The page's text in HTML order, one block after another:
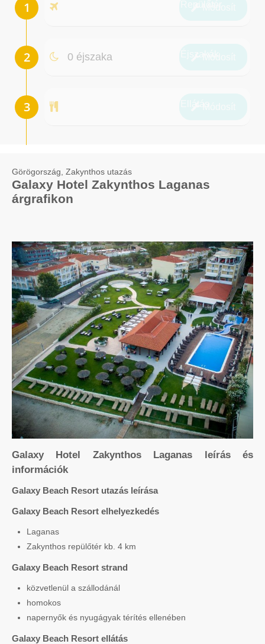
0 éjszaka
Görögország, Zakynthos utazás
Galaxy Hotel Zakynthos Laganas
árgrafikon
Galaxy Hotel Zakynthos Laganas leírás és
információk
Galaxy Beach Resort utazás leírása
Galaxy Beach Resort elhelyezkedés
Laganas
Zakynthos repülőtér kb. 4 km
Galaxy Beach Resort strand
közvetlenül a szállodánál
homokos
napernyők és nyugágyak térítés ellenében
Galaxy Beach Resort ellátás